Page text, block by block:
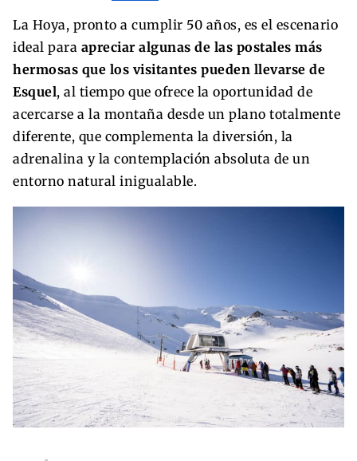
La Hoya, pronto a cumplir 50 años, es el escenario
ideal para apreciar algunas de las postales más
hermosas que los visitantes pueden llevarse de
Esquel, al tiempo que ofrece la oportunidad de
acercarse a la montaña desde un plano totalmente
diferente, que complementa la diversión, la
adrenalina y la contemplación absoluta de un
entorno natural inigualable.